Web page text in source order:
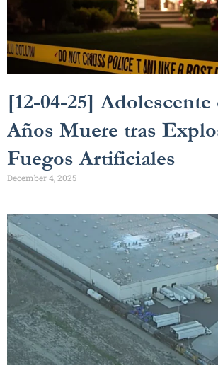
[12-04-25] Adolescente
Años Muere tras
Fuegos Artificiales
December 4, 2025